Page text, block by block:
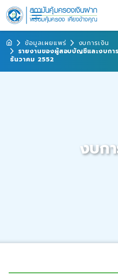
ข้อมูลเผยแพร่
งบการเงิน
รายงานของผู้สอบบัญชีและงบกา
ธันวาคม 2552
งบก